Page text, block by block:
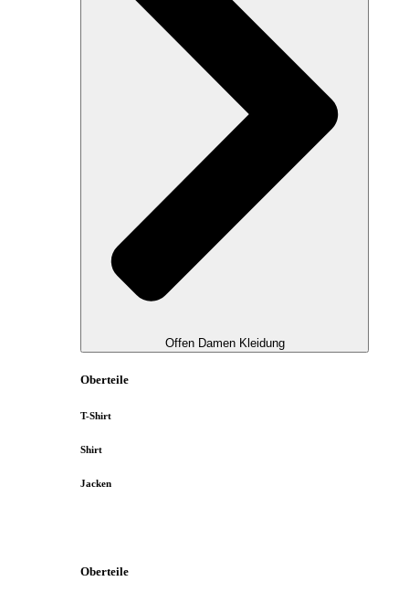
Offen Damen Kleidung
Oberteile
T-Shirt
Shirt
Jacken
Oberteile